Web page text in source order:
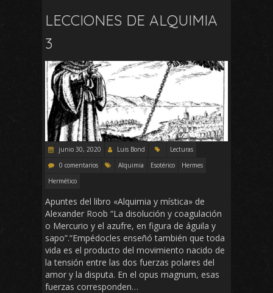
LECCIONES DE ALQUIMIA
3
junio 30, 2020 Luis Bond
Lecturas
0 comentarios
Alquimia Esotérico
Hermes
Hermético
Apuntes del libro «Alquimia y mística» de
Alexander Roob “La disolución y coagulación
o Mercurio y el azufre, en figura de águila y
sapo”.“Empédocles enseñó también que toda
vida es el producto del movimiento nacido de
la tensión entre las dos fuerzas polares del
amor y la disputa. En el opus magnum, esas
fuerzas corresponden…